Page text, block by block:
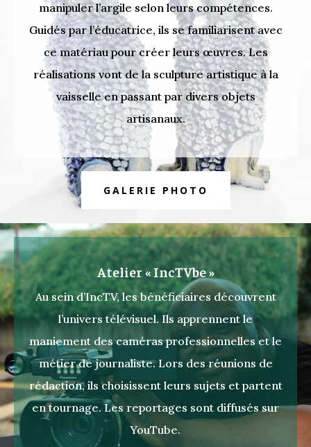
manipuler l’argile selon leurs compétences.
Guidés par l’éducatrice, ils se familiarisent avec
ce matériau pour créer leurs œuvres. Les
réalisations vont de la sculpture artistique à la
vaisselle en passant par divers objets
artisanaux.
GALERIE PHOTO
Atelier « IncTVbe »
Au sein d’IncTV, les bénéficiaires découvrent
l’univers télévisuel. Ils apprennent le
maniement des caméras professionnelles et le
métier de journaliste. Lors des réunions de
rédaction, ils choisissent leurs sujets et partent
en tournage. Les reportages sont diffusés sur
YouTube.